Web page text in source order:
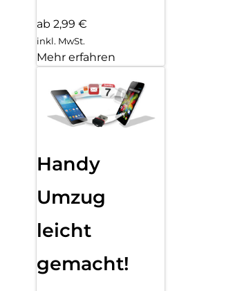
ab 2,99 €
inkl. MwSt.
Mehr erfahren
Handy
Umzug
leicht
gemacht!